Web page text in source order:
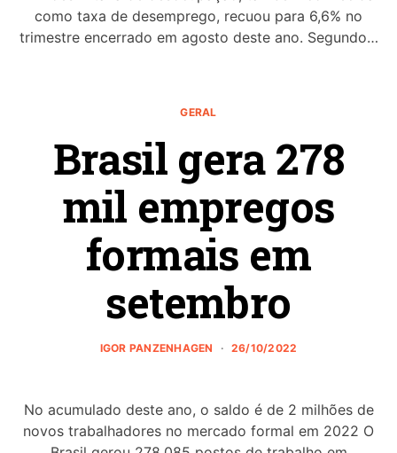
como taxa de desemprego, recuou para 6,6% no
trimestre encerrado em agosto deste ano. Segundo…
GERAL
Brasil gera 278
mil empregos
formais em
setembro
IGOR PANZENHAGEN 26/10/2022
No acumulado deste ano, o saldo é de 2 milhões de
novos trabalhadores no mercado formal em 2022 O